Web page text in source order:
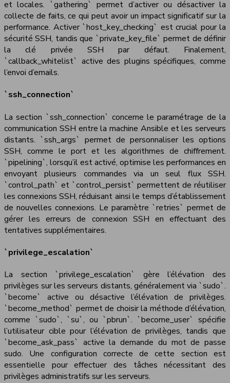
et locales. `gathering` permet d’activer ou désactiver la
collecte de faits, ce qui peut avoir un impact significatif sur la
performance. Activer `host_key_checking` est crucial pour la
sécurité SSH, tandis que `private_key_file` permet de définir
la clé privée SSH par défaut. Finalement,
`callback_whitelist` active des plugins spécifiques, comme
l’envoi d’emails.
`ssh_connection`
La section `ssh_connection` concerne le paramétrage de la
communication SSH entre la machine Ansible et les serveurs
distants. `ssh_args` permet de personnaliser les options
SSH, comme le port et les algorithmes de chiffrement.
`pipelining`, lorsqu’il est activé, optimise les performances en
envoyant plusieurs commandes via un seul flux SSH.
`control_path` et `control_persist` permettent de réutiliser
les connexions SSH, réduisant ainsi le temps d’établissement
de nouvelles connexions. Le paramètre `retries` permet de
gérer les erreurs de connexion SSH en effectuant des
tentatives supplémentaires.
`privilege_escalation`
La section `privilege_escalation` gère l’élévation des
privilèges sur les serveurs distants, généralement via `sudo`.
`become` active ou désactive l’élévation de privilèges.
`become_method` permet de choisir la méthode d’élévation,
comme `sudo`, `su`, ou `pbrun`. `become_user` spécifie
l’utilisateur cible pour l’élévation de privilèges, tandis que
`become_ask_pass` active la demande du mot de passe
sudo. Une configuration correcte de cette section est
essentielle pour effectuer des tâches nécessitant des
privilèges administratifs sur les serveurs.